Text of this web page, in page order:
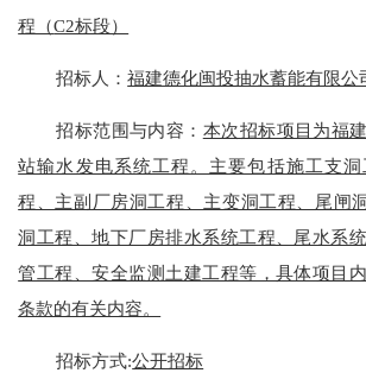
程（C2标段）
招标人：福建德化闽投抽水蓄能有限公
招标范围与内容 ： 本次招标项目为福
站输水发电系统工程。主要包括施工支
程、主副厂房洞工程、主变洞工程、尾闸洞
洞工程、地下厂房排水系统工程、尾水系
管工程、安全监测土建工程等，具体项目
条款的有关内容。
招标方式:公开招标